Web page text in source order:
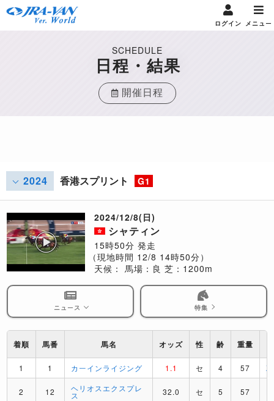
ログイン メニュー
SCHEDULE
日程・結果
開催日程
2024 香港スプリント G1
2024/12/8(日)
シャティン
15時50分 発走
（現地時間 12/8 14時50分）
天候： 馬場：良 芝：1200m
ニュース 特集
着順 馬番 馬名 オッズ 性 齢 重量
1 1 カーインライジング 1.1 セ 4 57 Z
2 12 ヘリオスエクスプレ
ス 32.0 セ 5 57